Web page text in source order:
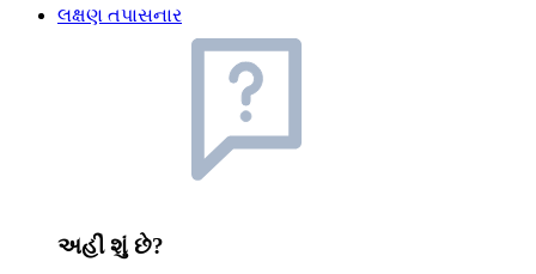
લક્ષણ તપાસનાર
અહીં શું છે?